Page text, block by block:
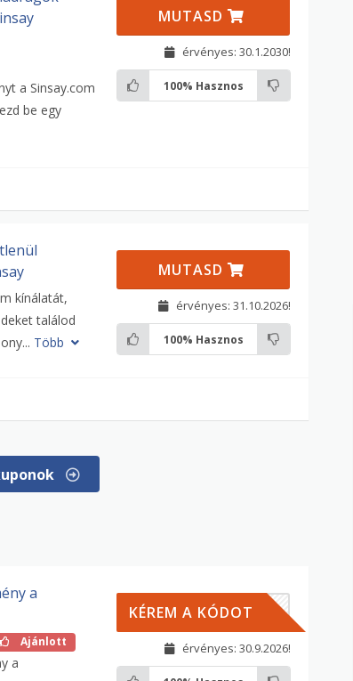
a Sinsay.com
be egy
MUTASD
érvényes: 30.1.2030!
100% Hasznos
kínálatát,
találod
Több
MUTASD
érvényes: 31.10.2026!
100% Hasznos
a
Ajánlott
a
ASOS
KÉREM A KÓDOT
érvényes: 30.9.2026!